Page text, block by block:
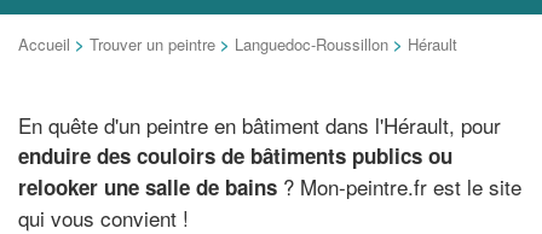
Accueil > Trouver un peintre > Languedoc-Roussillon > Hérault
En quête d'un peintre en bâtiment dans l'Hérault, pour
enduire des couloirs de bâtiments publics ou
relooker une salle de bains ? Mon-peintre.fr est le site
qui vous convient !